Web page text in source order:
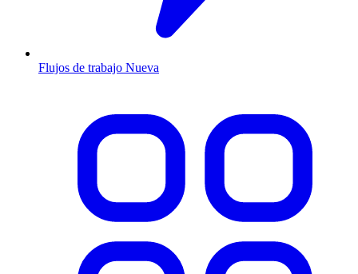
Flujos de trabajo Nueva